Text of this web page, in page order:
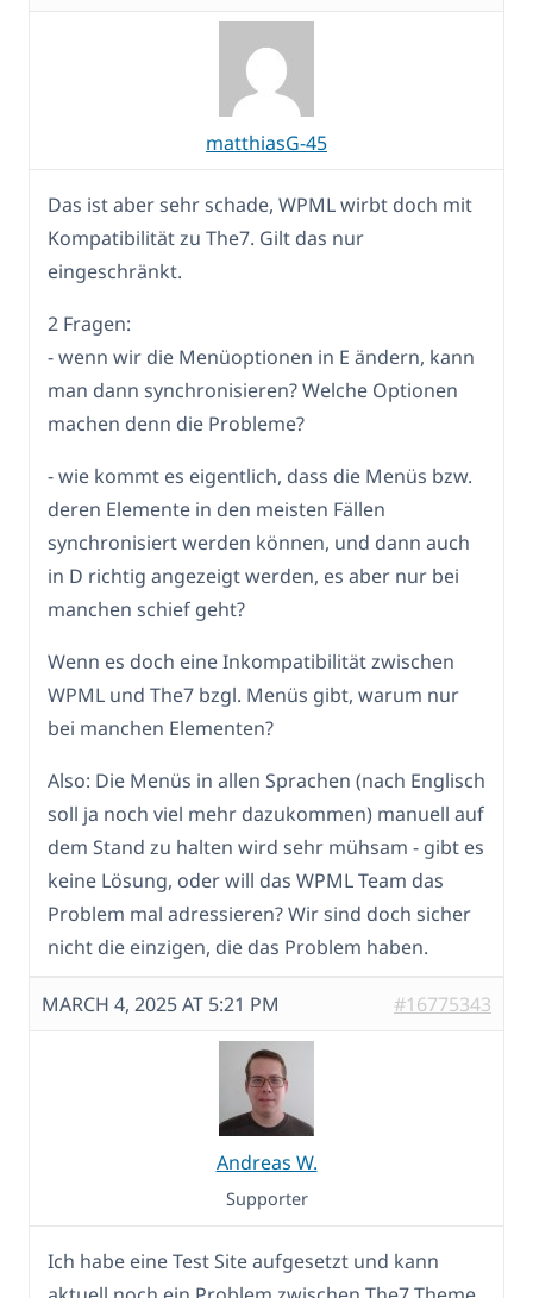
matthiasG-45
Das ist aber sehr schade, WPML wirbt doch mit
Kompatibilität zu The7. Gilt das nur
eingeschränkt.
2 Fragen:
- wenn wir die Menüoptionen in E ändern, kann
man dann synchronisieren? Welche Optionen
machen denn die Probleme?
- wie kommt es eigentlich, dass die Menüs bzw.
deren Elemente in den meisten Fällen
synchronisiert werden können, und dann auch
in D richtig angezeigt werden, es aber nur bei
manchen schief geht?
Wenn es doch eine Inkompatibilität zwischen
WPML und The7 bzgl. Menüs gibt, warum nur
bei manchen Elementen?
Also: Die Menüs in allen Sprachen (nach Englisch
soll ja noch viel mehr dazukommen) manuell auf
dem Stand zu halten wird sehr mühsam - gibt es
keine Lösung, oder will das WPML Team das
Problem mal adressieren? Wir sind doch sicher
nicht die einzigen, die das Problem haben.
MARCH 4, 2025 AT 5:21 PM #16775343
Andreas W.
Supporter
Ich habe eine Test Site aufgesetzt und kann